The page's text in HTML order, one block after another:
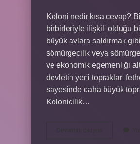
Koloni nedir kısa cevap?
birbirleriyle ilişkili olduğu
büyük avlara saldırmak
sömürgecilik veya
ve ekonomik egemenliği
devletin yeni toprakları
sayesinde daha büyük
Kolonicilik…